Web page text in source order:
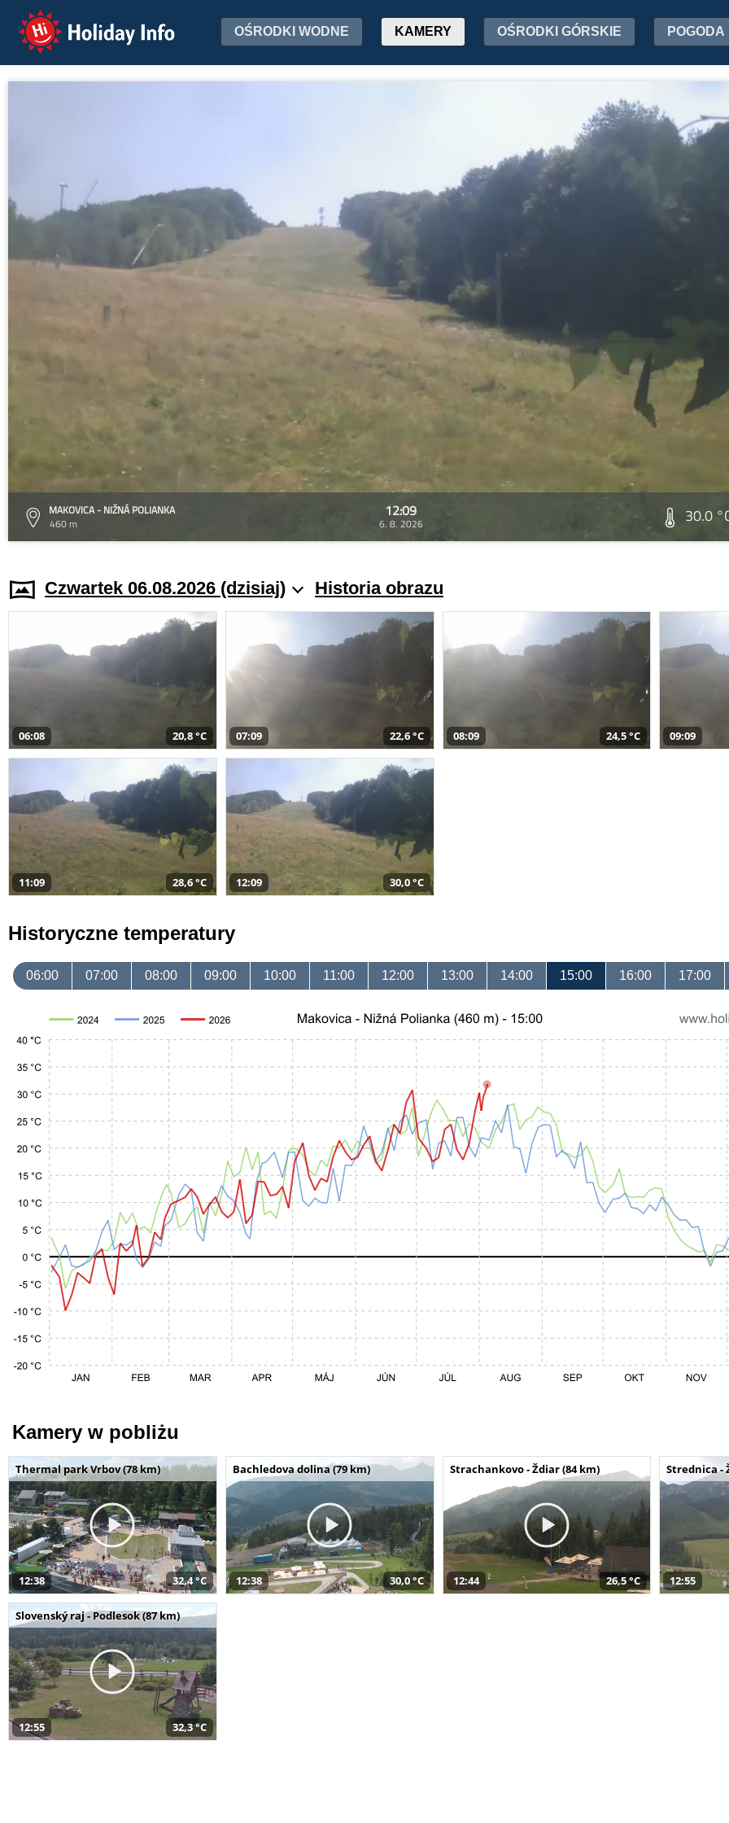
Holiday Info OŚRODKI WODNE KAMERY OŚRODKI GÓRSKIE POGODA
MAKOVICA - NIŽNÁ POLIANKA
460 m
12:09
6. 8. 2026 30.0
Czwartek 06.08.2026 (dzisiaj) Historia obrazu
06:08 20,8 °C 07:09 22,6 °C 08:09 24,5 °C 09:09
11:09 28,6 °C 12:09 30,0 °C
Historyczne temperatury
06:00 07:00 08:00 09:00 10:00 11:00 12:00 13:00 14:00 15:00 16:00 17:00
Kamery w pobliżu
Thermal park Vrbov (78 km)
12:38 32,4 °C
Bachledova dolina (79 km)
12:38 30,0 °C
Strachankovo - Ždiar (84 km)
12:44 26,5 °C
Strednica -
12:55
Slovenský raj - Podlesok (87 km)
12:55 32,3 °C